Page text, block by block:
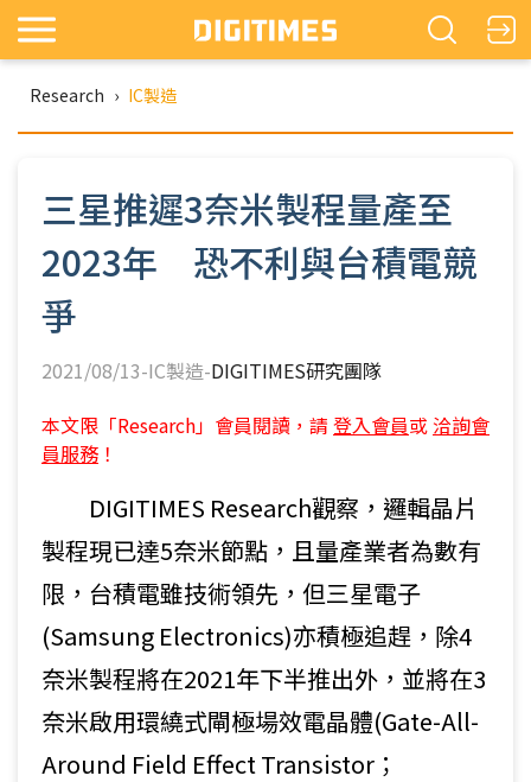
Research › IC製造
三星推遲3奈米製程量產至
2023年 恐不利與台積電競
爭
2021/08/13-IC製造-DIGITIMES研究團隊
本文限「Research」會員閱讀，請 登入會員或 洽詢會
員服務 ！
DIGITIMES Research觀察，邏輯晶片
製程現已達5奈米節點，且量產業者為數有
限，台積電雖技術領先，但三星電子
(Samsung Electronics)亦積極追趕，除4
奈米製程將在2021年下半推出外，並將在3
奈米啟用環繞式閘極場效電晶體(Gate-All-
Around Field Effect Transistor；